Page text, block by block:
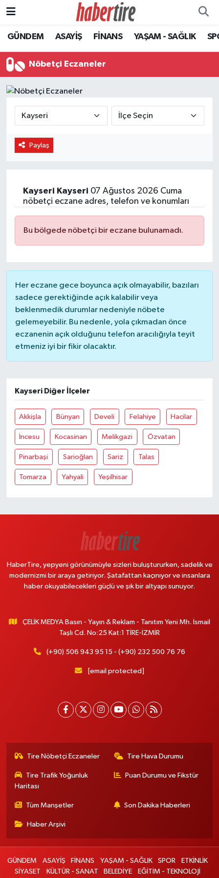
GÜNDEM ASAYİŞ FİNANS YAŞAM - SAĞLIK
Nöbetçi Eczaneler
Paylaş
Kayseri Kayseri 07 Ağustos 2026 Cuma
nöbetçi eczane adres, telefon ve konumları
Bu bölgede nöbetçi bir eczane bulunamadı.
Her eczane gece boyunca açık olmayabilir, bazıları
sadece gerektiğinde açık kalabilir veya
beklenmedik durumlar nedeniyle nöbete
gelemeyebilir. Bu nedenle, yola çıkmadan önce
eczanenin açık olduğunu telefon aracılığıyla teyit
etmeniz iyi bir fikir olacaktır.
Kayseri Diğer İlçeler
Akkişla Bünyan Develi Felahiye Hacilar
İncesu Kocasinan Melikgazi Özvatan
Pinarbaşi Sarioğlan Sariz Talas
Tomarza Yahyali Yeşilhisar
HaberTire, yepyeni görünümüyle sizleri buluştururken, sadelik ve
modernizmi bir araya getiriyor. Şatafattan kaçınıyor ve insanlara
haber okuyabilecekleri güçlü ve şık bir altyapı sunuyor.
ÇELİK MEDYA Basın - Yayın & Reklam - Tanıtım Yeni Mh. İsmail
Taşlı Cd. No:25 Kat:1 TİRE-İZMİR
(+90) 506 943 95 15 - (+90) 232 500 76 76
[email protected]
Tire Nöbetçi Eczaneler Tire Hava Durumu
Tire Trafik Yoğunluk
Haritası
Puan Durumu ve Fikstür
Tüm Manşetler Son Dakika Haberleri
Haber Arşivi
GÜNDEM ASAYİŞ FİNANS YAŞAM - SAĞLIK SPOR
ETKİNLİK
SİYASET
KÜLTÜR - SANAT BELEDİYE EĞİTİM - TEKNOLOJİ
Tire Nöbetçi Eczaneler
Tire Hava Durumu
Tire Trafik Yoğunluk Haritası
Süper Lig Puan Durumu ve Fikstür
Tüm Manşetler
Haber Arşivi